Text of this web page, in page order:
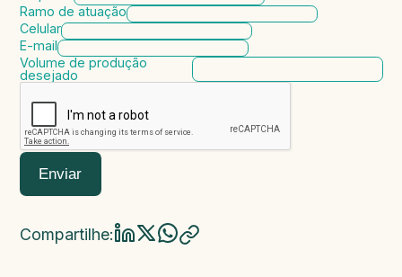
Ramo de atuação
Celular
E-mail
Volume de produção
desejado
Enviar
Compartilhe: